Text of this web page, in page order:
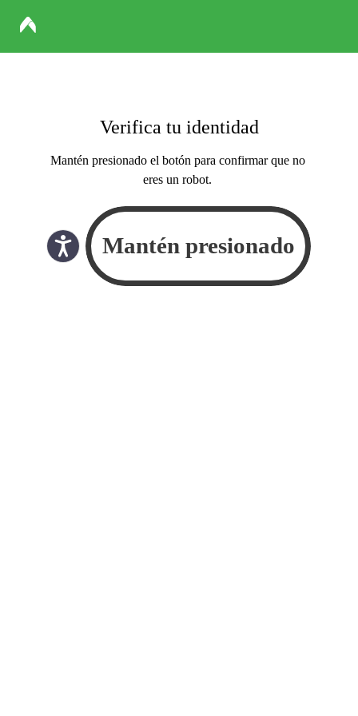
Verifica tu identidad
Mantén presionado el botón para confirmar que no
eres un robot.